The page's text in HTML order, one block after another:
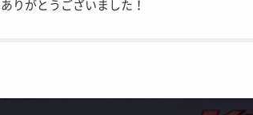
ありがとうございました！